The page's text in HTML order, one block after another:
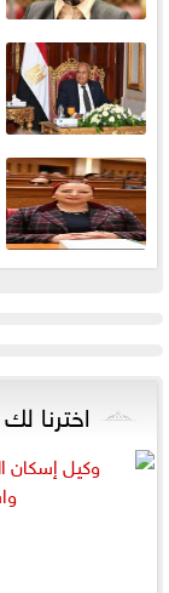
اخترنا لك